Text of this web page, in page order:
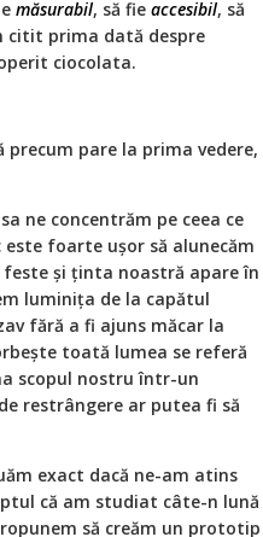
măsurabil, să fie accesibil, să
citit prima dată despre
ciocolata.
precum pare la prima vedere,
ne concentrăm pe ceea ce
foarte ușor să alunecăm
și ținta noastră apare în
luminița de la capătul
fără a fi ajuns măcar la
toată lumea se referă
scopul nostru într-un
restrângere ar putea fi să
exact dacă ne-am atins
că am studiat câte-n lună
să creăm un prototip